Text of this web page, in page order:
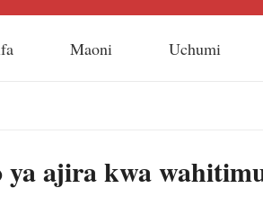
Maoni Uchumi
ya ajira kwa